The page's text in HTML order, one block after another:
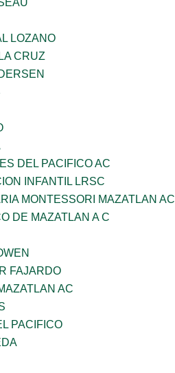
LOZANO
CRUZ
DEL PACIFICO AC
INFANTIL LRSC
MONTESSORI MAZATLAN AC
DE MAZATLAN A C
FAJARDO
AC
PACIFICO